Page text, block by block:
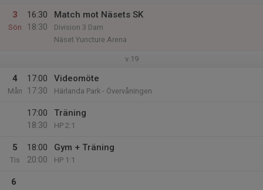
3
Sön
16:30
18:30
Match mot Näsets SK
Division 3 Dam
Näset Yuncture Arena
v.19
4
Mån
17:00
17:30
Videomöte
Härlanda Park - Övervåningen
17:00
18:30
Träning
HP 2:1
5
Tis
18:00
20:00
Gym + Träning
HP 1:1
6